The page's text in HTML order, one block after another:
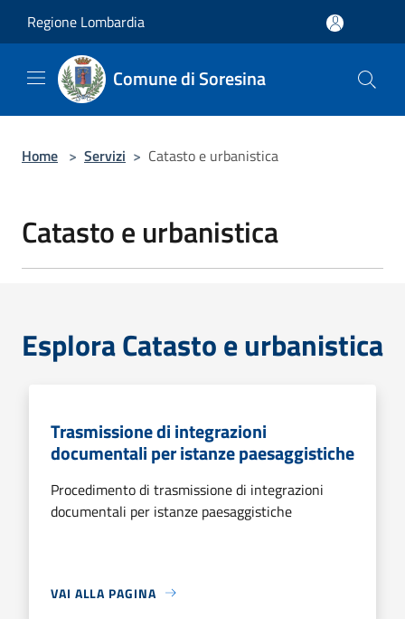
Regione Lombardia
Comune di Soresina
Home > Servizi > Catasto e urbanistica
Catasto e urbanistica
Esplora Catasto e urbanistica
Trasmissione di integrazioni
documentali per istanze paesaggistiche
Procedimento di trasmissione di integrazioni
documentali per istanze paesaggistiche
VAI ALLA PAGINA